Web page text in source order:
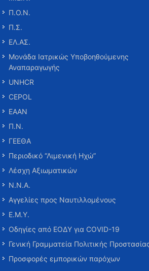
Π.Ο.Ν.
Π.Σ.
ΕΛ.ΑΣ.
Μονάδα Ιατρικώς Υποβοηθούμενης
Αναπαραγωγής
UNHCR
CEPOL
ΕΑΑΝ
Π.Ν.
ΓΕΕΘΑ
Περιοδικό “Λιμενική Ηχώ”
Λέσχη Αξιωματικών
Ν.Ν.Α.
Αγγελίες προς Ναυτιλλομένους
Ε.Μ.Υ.
Οδηγίες από ΕΟΔΥ για COVID-19
Γενική Γραμματεία Πολιτικής
Προσφορές εμπορικών παρόχων